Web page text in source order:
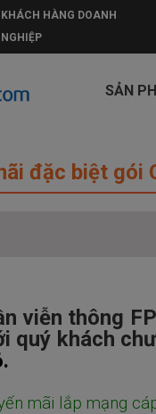
KHÁCH HÀNG DOANH
NGHIỆP
SẢN
đặc biệt gói
viễn thông
quý khách
mãi lắp mạng